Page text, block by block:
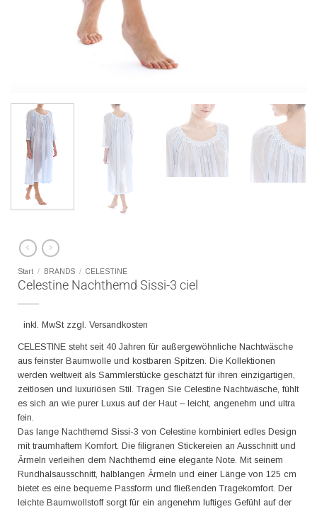
Start / BRANDS / CELESTINE
Celestine Nachthemd Sissi-3 ciel
inkl. MwSt zzgl. Versandkosten
CELESTINE steht seit 40 Jahren für außergewöhnliche Nachtwäsche
aus feinster Baumwolle und kostbaren Spitzen. Die Kollektionen
werden weltweit als Sammlerstücke geschätzt für ihren einzigartigen,
zeitlosen und luxuriösen Stil. Tragen Sie Celestine Nachtwäsche, fühlt
es sich an wie purer Luxus auf der Haut – leicht, angenehm und ultra
fein.
Das lange Nachthemd Sissi-3 von Celestine kombiniert edles Design
mit traumhaftem Komfort. Die filigranen Stickereien an Ausschnitt und
Ärmeln verleihen dem Nachthemd eine elegante Note. Mit seinem
Rundhalsausschnitt, halblangen Ärmeln und einer Länge von 125 cm
bietet es eine bequeme Passform und fließenden Tragekomfort. Der
leichte Baumwollstoff sorgt für ein angenehm luftiges Gefühl auf der